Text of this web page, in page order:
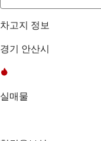
차고지 정보
경기 안산시
실매물